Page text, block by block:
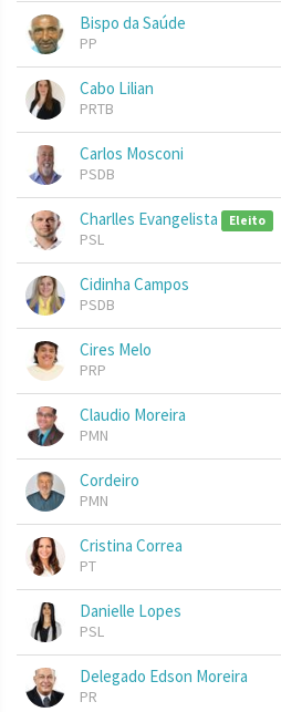
Bispo da Saúde
PP
Cabo Lilian
PRTB
Carlos Mosconi
PSDB
Charlles Evangelista Eleito
PSL
Cidinha Campos
PSDB
Cires Melo
PRP
Claudio Moreira
PMN
Cordeiro
PMN
Cristina Correa
PT
Danielle Lopes
PSL
Delegado Edson Moreira
PR